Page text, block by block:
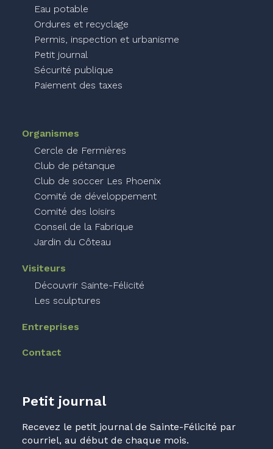
Eau potable
Ordures et recyclage
Permis, inspection et urbanisme
Petit journal
Sécurité publique
Paiement des taxes
Organismes
Cercle de Fermières
Club de pétanque
Club de soccer Les Phoenix
Comité de développement
Comité des loisirs
Conseil de la Fabrique
Jardin du Côteau
Visiteurs
Découvrir Sainte-Félicité
Les sculptures
Entreprises
Contact
Petit journal
Recevez le petit journal de Sainte-Félicité par
courriel, au début de chaque mois.